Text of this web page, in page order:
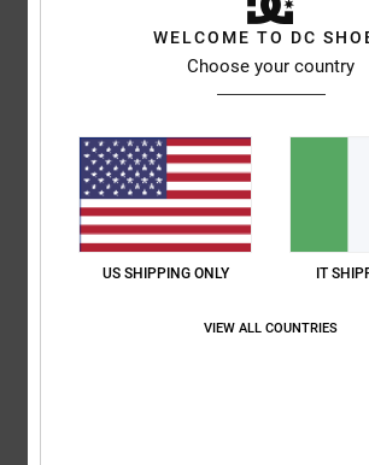
8. giugno 2026
Mostra originale - Français
Consiglio questo prodotto
5
1. giugno 2026
WELCOME TO DC
Choose your country
US SHIPPING ONLY IT
VIEW ALL COUNTRIES